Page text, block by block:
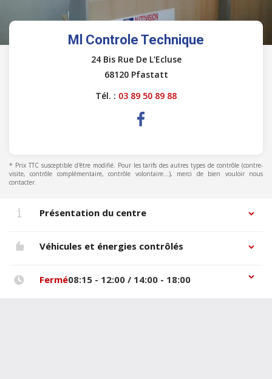
Ml Controle Technique
24 Bis Rue De L'Ecluse
68120 Pfastatt
Tél. : 03 89 50 89 88
* Prix TTC susceptible d'être modifié. Pour les tarifs des autres types de contrôle (contre-
visite, contrôle complémentaire, contrôle volontaire...), merci de bien vouloir nous
contacter.
Présentation du centre
Véhicules et énergies contrôlés
Fermé08:15 - 12:00 / 14:00 - 18:00